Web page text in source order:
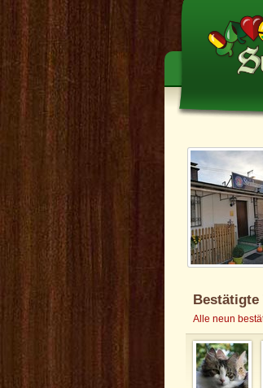
Bestätigte
Alle neun